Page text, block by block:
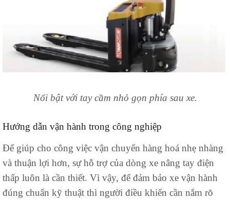
Nổi bật với tay cầm nhỏ gọn phía sau xe.
Hướng dẫn vận hành trong công nghiệp
Để giúp cho công việc vận chuyển hàng hoá nhẹ nhàng
và thuận lợi hơn, sự hỗ trợ của dòng xe nâng tay điện
thấp luôn là cần thiết. Vì vậy, để đảm bảo xe vận hành
đúng chuẩn kỹ thuật thì người điều khiển cần nắm rõ